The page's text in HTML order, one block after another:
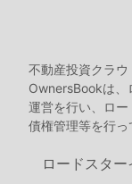
不動産投資クラ
OwnersBookは、
運営を行い、ロー
債権管理等を行っ
ロードスタ